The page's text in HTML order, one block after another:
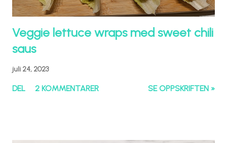
Veggie lettuce wraps med sweet chili
saus
juli 24, 2023
DEL 2 KOMMENTARER SE OPPSKRIFTEN »